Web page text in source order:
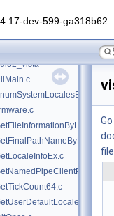
dev-599-ga318b62
file.